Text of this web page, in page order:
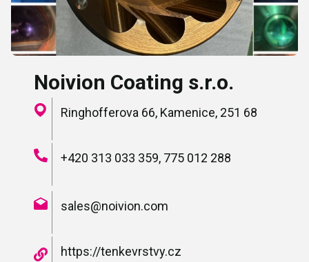
Noivion Coating s.r.o.
Ringhofferova 66, Kamenice, 251 68
+420 313 033 359, 775 012 288
sales@noivion.com
https://tenkevrstvy.cz